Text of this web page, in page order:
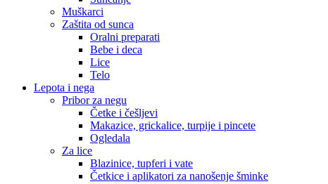
Muškarci
Zaštita od sunca
Oralni preparati
Bebe i deca
Lice
Telo
Lepota i nega
Pribor za negu
Četke i češljevi
Makazice, grickalice, turpije i pincete
Ogledala
Za lice
Blazinice, tupferi i vate
Četkice i aplikatori za nanošenje šminke